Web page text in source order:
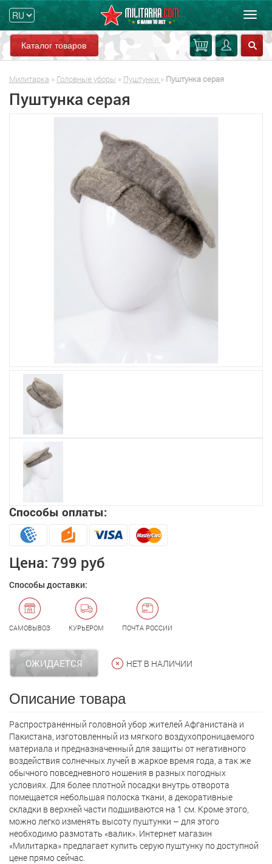
Каталог товаров
Милитарка » Головные уборы » Пуштунки » Пуштунка серая
Пуштунка серая
Способы оплаты:
Цена: 799 руб
Способы доставки:
САМОВЫВОЗ КУРЬЕРОМ ПОЧТА РОССИИ
ОЖИДАЕТСЯ НЕТ В НАЛИЧИИ
Описание товара
Распространенный головной убор жителей Афганистана и
Пакистана, изготовленный из мягкого воздухопроницаемого
материала и предназначенный для защиты от негативного
воздействия солнечных лучей в жаркое время года, а так же
обычного повседневного ношения в разных погодных
условиях. Для более плотной посадки внутрь отворота
помещается небольшая полоска ткани, а декоративные
складки в верхней части подшиваются на 1 см. Кроме этого,
можно легко изменять высоту пуштунки – для этого
необходимо размотать «валик». Интернет магазин
«Милитарка» предлагает кyпить серую пуштунку по доступной
цене прямо сейчас.